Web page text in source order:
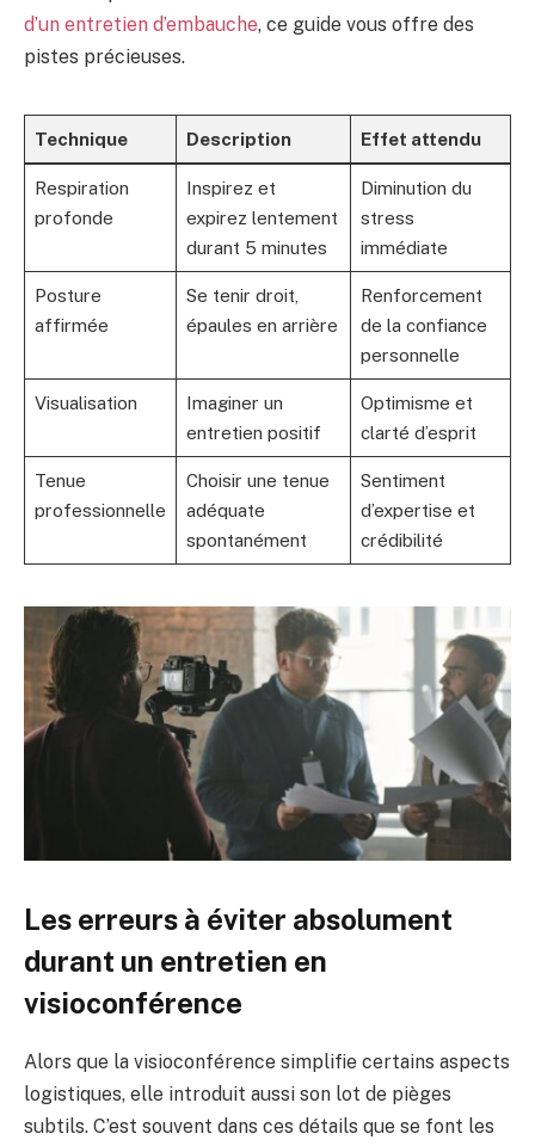
d’un entretien d’embauche, ce guide vous offre des
pistes précieuses.
Technique Description Effet attendu
Respiration
profonde
Inspirez et
expirez lentement
durant 5 minutes
Diminution du
stress
immédiate
Posture
affirmée
Se tenir droit,
épaules en arrière
Renforcement
de la confiance
personnelle
Visualisation
Imaginer un
entretien positif
Optimisme et
clarté d’esprit
Tenue
professionnelle
Choisir une tenue
adéquate
spontanément
Sentiment
d’expertise et
crédibilité
Les erreurs à éviter absolument
durant un entretien en
visioconférence
Alors que la visioconférence simplifie certains aspects
logistiques, elle introduit aussi son lot de pièges
subtils. C’est souvent dans ces détails que se font les